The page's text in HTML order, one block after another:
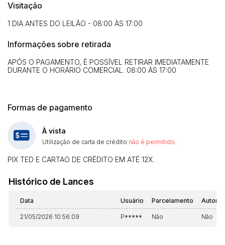
Visitação
1 DIA ANTES DO LEILÃO - 08:00 ÀS 17:00
Informações sobre retirada
APÓS O PAGAMENTO, É POSSÍVEL RETIRAR IMEDIATAMENTE
DURANTE O HORÁRIO COMERCIAL. 08:00 ÀS 17:00
Formas de pagamento
À vista
Utilização de carta de crédito não é permitido
PIX TED E CARTAO DE CRÉDITO EM ATÉ 12X.
Histórico de Lances
Data Usuário Parcelamento
21/05/2026 10:56:09 P***** Não Não